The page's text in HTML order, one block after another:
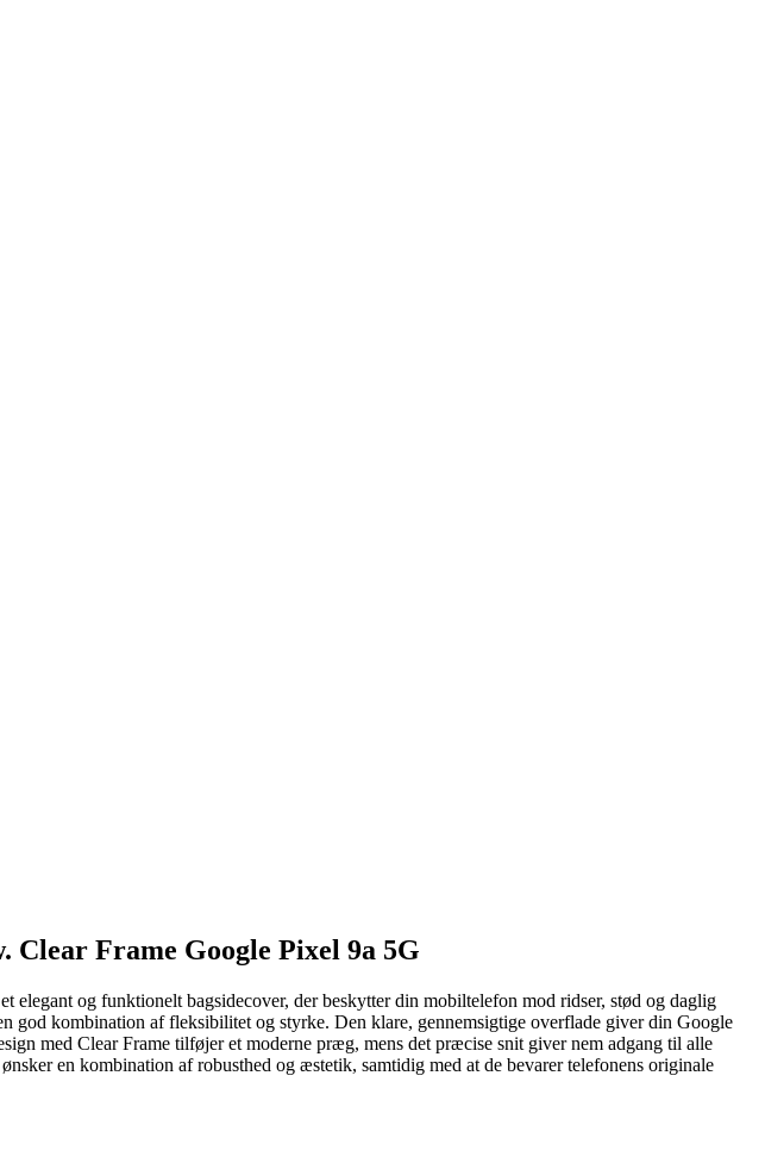
Clear Frame Google Pixel 9a 5G
og funktionelt bagsidecover, der beskytter din mobiltelefon mod ridser, stød og daglig
kombination af fleksibilitet og styrke. Den klare, gennemsigtige overflade giver din Google
med Clear Frame tilføjer et moderne præg, mens det præcise snit giver nem adgang til alle
en kombination af robusthed og æstetik, samtidig med at de bevarer telefonens originale